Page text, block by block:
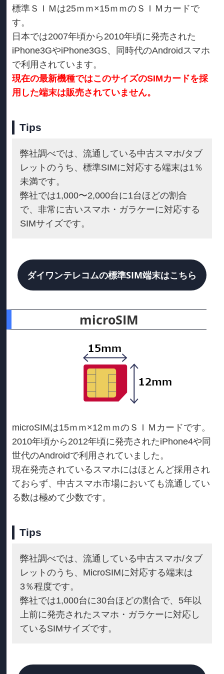
標準ＳＩＭは25ｍｍ×15ｍｍのＳＩＭカードで
す。
日本では2007年頃から2010年頃に発売された
iPhone3GやiPhone3GS、同時代のAndroidスマホ
で利用されています。
現在の最新機種ではこのサイズのSIMカードを採
用した端末は販売されていません。
Tips
弊社調べでは、流通している中古スマホ/タブ
レットのうち、標準SIMに対応する端末は1％
未満です。
弊社では1,000〜2,000台に1台ほどの割合
で、非常に古いスマホ・ガラケーに対応する
SIMサイズです。
ダイワンテレコムの標準SIM端末はこちら
microSIM
microSIMは15ｍｍ×12ｍｍのＳＩＭカードです。
2010年頃から2012年頃に発売されたiPhone4や同
世代のAndroidで利用されていました。
現在発売されているスマホにはほとんど採用され
ておらず、中古スマホ市場においても流通してい
る数は極めて少数です。
Tips
弊社調べでは、流通している中古スマホ/タブ
レットのうち、MicroSIMに対応する端末は
3％程度です。
弊社では1,000台に30台ほどの割合で、5年以
上前に発売されたスマホ・ガラケーに対応し
ているSIMサイズです。